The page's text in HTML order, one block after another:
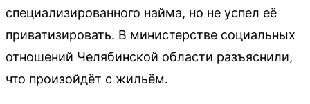
специализированного найма, но не успел её
приватизировать. В министерстве социальных
отношений Челябинской области разъяснили,
что произойдёт с жильём.